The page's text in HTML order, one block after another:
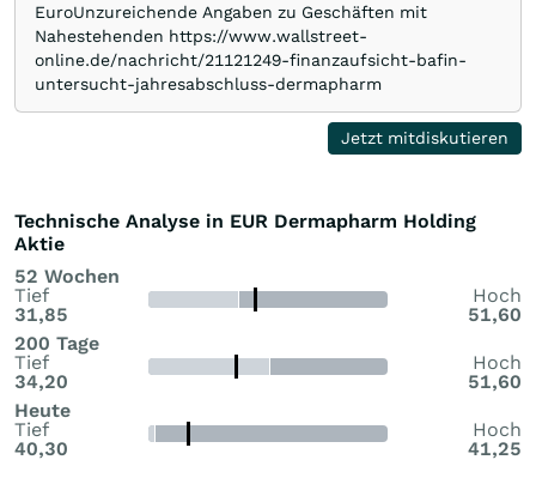
EuroUnzureichende Angaben zu Geschäften mit
Nahestehenden https://www.wallstreet-
online.de/nachricht/21121249-finanzaufsicht-bafin-
untersucht-jahresabschluss-dermapharm
Jetzt mitdiskutieren
Technische Analyse in EUR Dermapharm Holding
Aktie
52 Wochen
Tief
31,85
Hoch
51,60
200 Tage
Tief
34,20
Hoch
51,60
Heute
Tief
40,30
Hoch
41,25